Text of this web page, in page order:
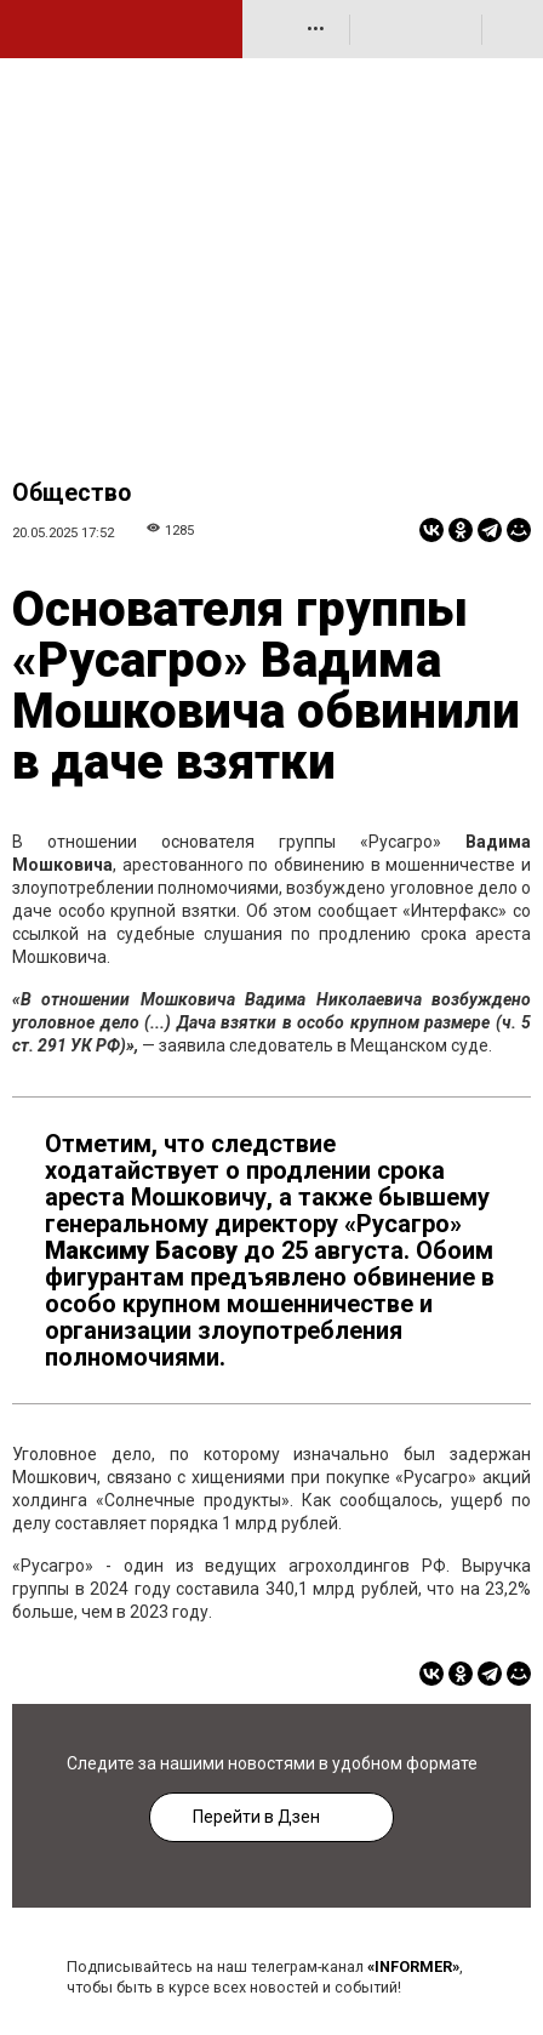
•••
Общество
20.05.2025 17:52 1285
Основателя группы
«Русагро» Вадима
Мошковича обвинили
в даче взятки
В отношении основателя группы «Русагро»
Вадима
Мошковича, арестованного по обвинению в мошенничестве и
злоупотреблении полномочиями, возбуждено уголовное дело о
даче особо крупной взятки. Об этом сообщает «Интерфакс» со
ссылкой на судебные слушания по продлению срока ареста
Мошковича.
«В отношении Мошковича Вадима Николаевича возбуждено
уголовное дело (...) Дача взятки в особо крупном размере (ч. 5
ст. 291 УК РФ)», — заявила следователь в Мещанском суде.
Отметим, что следствие
ходатайствует о продлении срока
ареста Мошковичу, а также бывшему
генеральному директору «Русагро»
Максиму Басову до 25 августа. Обоим
фигурантам предъявлено обвинение в
особо крупном мошенничестве и
организации злоупотребления
полномочиями.
Уголовное дело, по которому изначально был задержан
Мошкович, связано с хищениями при покупке «Русагро» акций
холдинга «Солнечные продукты». Как сообщалось, ущерб по
делу составляет порядка 1 млрд рублей.
«Русагро» - один из ведущих агрохолдингов РФ. Выручка
группы в 2024 году составила 340,1 млрд рублей, что на 23,2%
больше, чем в 2023 году.
Следите за нашими новостями в удобном формате
Перейти в Дзен
Подписывайтесь на наш телеграм-канал «INFORMER»,
чтобы быть в курсе всех новостей и событий!